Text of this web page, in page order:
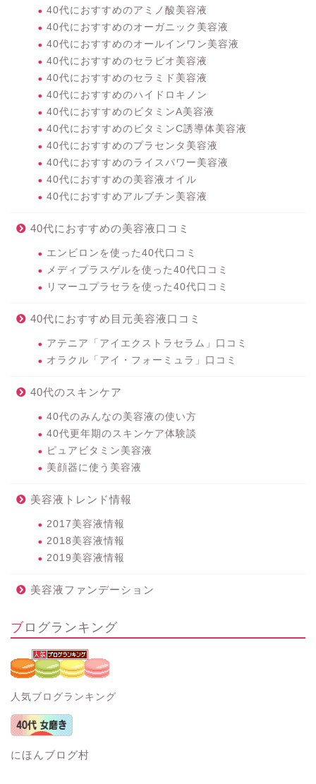
40代におすすめのアミノ酸美容液
40代におすすめのオーガニック美容液
40代におすすめのオールインワン美容液
40代におすすめのセラビオ美容液
40代におすすめのセラミド美容液
40代におすすめのハイドロキノン
40代におすすめのビタミンA美容液
40代におすすめのビタミンC誘導体美容液
40代におすすめのプラセンタ美容液
40代におすすめのライスパワー美容液
40代におすすめの美容液オイル
40代におすすめアルブチン美容液
40代におすすめの美容液口コミ
エンビロンを使った40代口コミ
メディプラスゲルを使った40代口コミ
リマーユプラセラを使った40代口コミ
40代におすすめ目元美容液口コミ
アテニア「アイエクストラセラム」口コミ
オラクル「アイ・フォーミュラ」口コミ
40代のスキンケア
40代のみんなの美容液の使い方
40代更年期のスキンケア体験談
ピュアビタミン美容液
美顔器に使う美容液
美容液トレンド情報
2017美容液情報
2018美容液情報
2019美容液情報
美容液ファンデーション
ブログランキング
人気ブログランキング
にほんブログ村